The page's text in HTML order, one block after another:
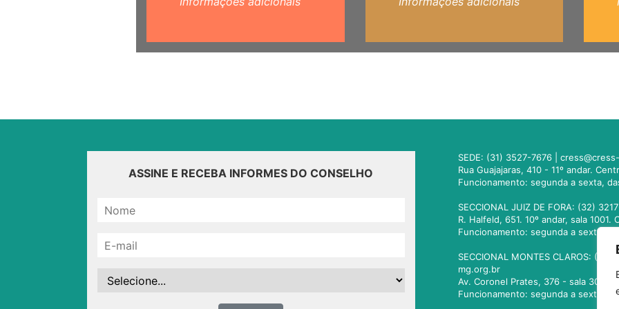
ASSINE E RECEBA INFORMES DO CONSELHO
SEDE: (31) 3527-7676 |
Rua Guajajaras, 410 - 11º andar.
Funcionamento: segunda a sexta,
SECCIONAL JUIZ DE FORA: (32)
R. Halfeld, 651. 10º andar, sala
Funcionamento: segunda a sexta,
SECCIONAL MONTES CLAROS:
mg.org.br
Av. Coronel Prates, 376 - sala 301.
Funcionamento: segunda a sexta,